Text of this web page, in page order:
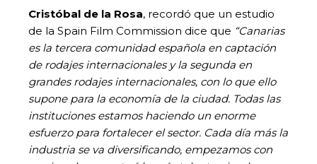
Cristóbal de la Rosa, recordó que un estudio
de la Spain Film Commission dice que “Canarias
es la tercera comunidad española en captación
de rodajes internacionales y la segunda en
grandes rodajes internacionales, con lo que ello
supone para la economía de la ciudad. Todas las
instituciones estamos haciendo un enorme
esfuerzo para fortalecer el sector. Cada día más la
industria se va diversificando, empezamos con